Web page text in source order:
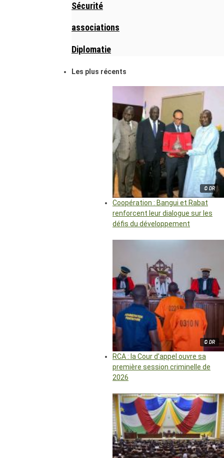
Sécurité
associations
Diplomatie
Les plus récents
© DR
Coopération : Bangui et Rabat
renforcent leur dialogue sur les
défis du développement
© DR
RCA : la Cour d’appel ouvre sa
première session criminelle de
2026